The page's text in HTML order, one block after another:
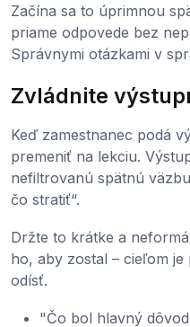
Začína sa to úprimnou
priame odpovede bez
Správnymi otázkami v
Zvládnite
Keď zamestnanec podá
premeniť na lekciu.
nefiltrovanú spätnú
čo stratiť“.
Držte to krátke a
ho, aby zostal – cieľom
odísť.
"Čo bol hlavný